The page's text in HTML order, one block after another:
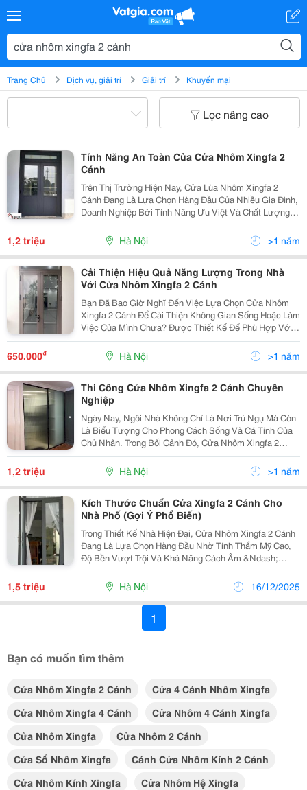
Trang Chủ Dịch vụ, giải trí Giải trí Khuyến mại
Lọc nâng cao
Tính Năng An Toàn Của Cửa Nhôm Xingfa 2
Cánh
Trên Thị Trường Hiện Nay, Cửa Lùa Nhôm Xingfa 2
Cánh Đang Là Lựa Chọn Hàng Đầu Của Nhiều Gia Đình,
Doanh Nghiệp Bởi Tính Năng Ưu Việt Và Chất Lượng
Tuyệt Đỉnh Mà Sản Phẩm Này Mang Lại. Điểm Đặc Biệt
Là Khả Năng Tiết Kiệm Không Gian Tối Đa Mà Cửa
1,2 triệu Hà Nội >1 năm
Cải Thiện Hiệu Quả Năng Lượng Trong Nhà
Với Cửa Nhôm Xingfa 2 Cánh
Bạn Đã Bao Giờ Nghĩ Đến Việc Lựa Chọn Cửa Nhôm
Xingfa 2 Cánh Để Cải Thiện Không Gian Sống Hoặc Làm
Việc Của Mình Chưa? Được Thiết Kế Để Phù Hợp Với
Mọi Nhu Cầu Về An Toàn, Độ Bền Và Thẩm Mỹ, Loại
Cửa Này Không Chỉ Mang Lại Sự An Toàn Tối Ưu Mà
650.000₫ Hà Nội >1 năm
Thi Công Cửa Nhôm Xingfa 2 Cánh Chuyên
Nghiệp
Ngày Nay, Ngôi Nhà Không Chỉ Là Nơi Trú Ngụ Mà Còn
Là Biểu Tượng Cho Phong Cách Sống Và Cá Tính Của
Chủ Nhân. Trong Bối Cảnh Đó, Cửa Nhôm Xingfa 2
Cánh Đã Trở Thành Sự Lựa Chọn Được Ưa Chuộng Bởi
Nhiều Hộ Gia Đình Nhờ Thiết Kế Tinh Tế, Độ Bền Cao
1,2 triệu Hà Nội >1 năm
Kích Thước Chuẩn Cửa Xingfa 2 Cánh Cho
Nhà Phố (Gợi Ý Phổ Biến)
Trong Thiết Kế Nhà Hiện Đại, Cửa Nhôm Xingfa 2 Cánh
Đang Là Lựa Chọn Hàng Đầu Nhờ Tính Thẩm Mỹ Cao,
Độ Bền Vượt Trội Và Khả Năng Cách Âm &Ndash;
Cách Nhiệt Hiệu Quả. Với Thiết Kế Mở Rộng Không
Gian, Dễ Dàng Kết Hợp Nội Thất Và Linh Hoạt Trong
1,5 triệu Hà Nội 16/12/2025
1
Bạn có muốn tìm thêm
Cửa Nhôm Xingfa 2 Cánh
Cửa 4 Cánh Nhôm Xingfa
Cửa Nhôm Xingfa 4 Cánh
Cửa Nhôm 4 Cánh Xingfa
Cửa Nhôm Xingfa
Cửa Nhôm 2 Cánh
Cửa Sổ Nhôm Xingfa
Cánh Cửa Nhôm Kính 2 Cánh
Cửa Nhôm Kính Xingfa
Cửa Nhôm Hệ Xingfa